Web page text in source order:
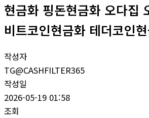
현금화 핑돈현금화 오다집
비트코인현금화 테더코인
작성자
TG@CASHFILTER365
작성일
2026-05-19 01:58
조회